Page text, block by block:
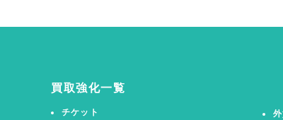
買取強化一覧
チケット